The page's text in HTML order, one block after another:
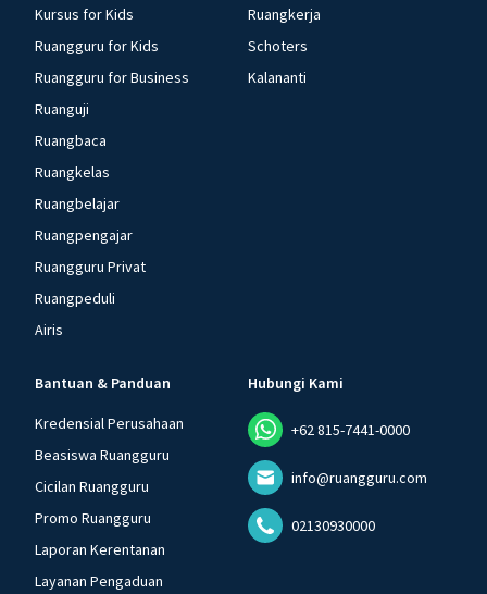
Kursus for Kids
Ruangguru for Kids
Ruangguru for Business
Ruanguji
Ruangbaca
Ruangkelas
Ruangbelajar
Ruangpengajar
Ruangguru Privat
Ruangpeduli
Airis
Ruangkerja
Schoters
Kalananti
Bantuan & Panduan
Kredensial Perusahaan
Beasiswa Ruangguru
Cicilan Ruangguru
Promo Ruangguru
Laporan Kerentanan
Layanan Pengaduan
Hubungi Kami
+62 815-7441-0000
info@ruangguru.com
02130930000